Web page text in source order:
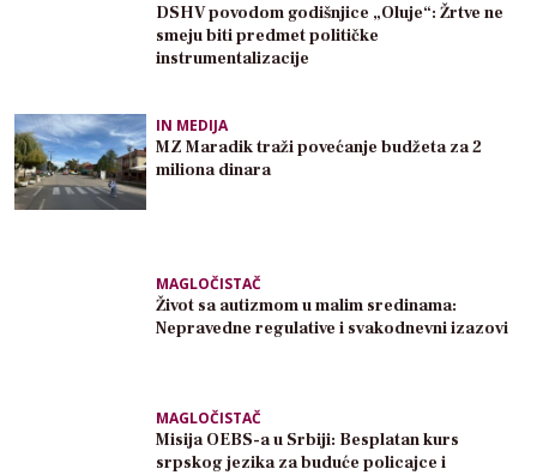
DSHV povodom godišnjice „Oluje“: Žrtve ne
smeju biti predmet političke
instrumentalizacije
IN MEDIJA
MZ Maradik traži povećanje budžeta za 2
miliona dinara
MAGLOČISTAČ
Život sa autizmom u malim sredinama:
Nepravedne regulative i svakodnevni izazovi
MAGLOČISTAČ
Misija OEBS-a u Srbiji: Besplatan kurs
srpskog jezika za buduće policajce i